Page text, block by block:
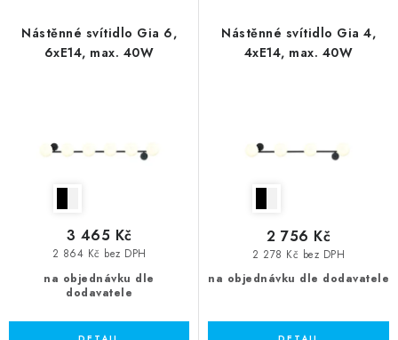
Nástěnné svítidlo Gia 6,
6xE14, max. 40W
na objednávku dle
dodavatele
2 864 Kč bez DPH
3 465 Kč
Nástěnné svítidlo Gia 4,
4xE14, max. 40W
na objednávku dle dodavatele
2 278 Kč bez DPH
2 756 Kč